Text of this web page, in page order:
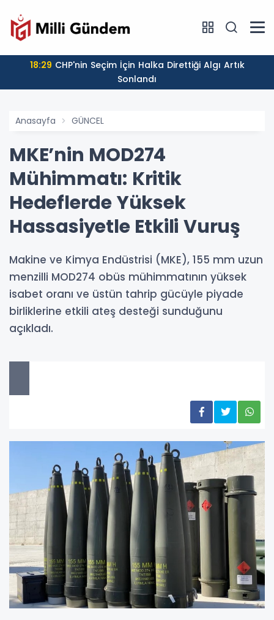
18:29
Sonlandı
Anasayfa GÜNCEL
MKE’nin MOD274
Mühimmatı: Kritik
Hedeflerde Yüksek
Hassasiyetle Etkili Vuruş
Makine ve Kimya Endüstrisi (MKE), 155 mm uzun
menzilli MOD274 obüs mühimmatının yüksek
isabet oranı ve üstün tahrip gücüyle piyade
birliklerine etkili ateş desteği sunduğunu
açıkladı.